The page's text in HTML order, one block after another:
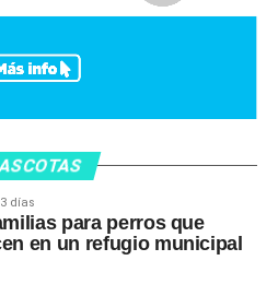
3 días
para perros que
en un refugio municipal